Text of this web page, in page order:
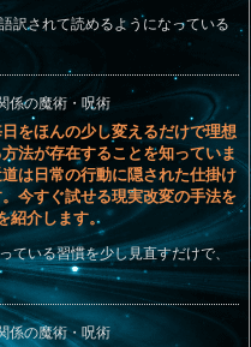
訳されて読めるようになっている
係の魔術・呪術
をほんの少し変えるだけで理想
法が存在することを知っていま
は日常の行動に隠された仕掛け
今すぐ試せる現実改変の手法を
紹介します。
いる習慣を少し見直すだけで、
係の魔術・呪術